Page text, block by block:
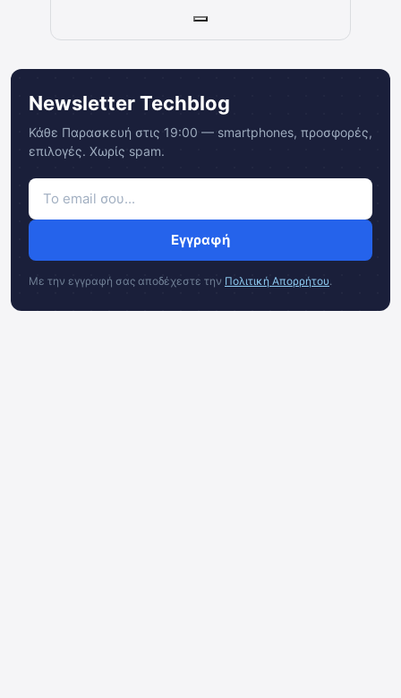
Newsletter Techblog
Κάθε Παρασκευή στις 19:00 — smartphones, προσφορές,
επιλογές. Χωρίς spam.
Εγγραφή
Με την εγγραφή σας αποδέχεστε την Πολιτική Απορρήτου.